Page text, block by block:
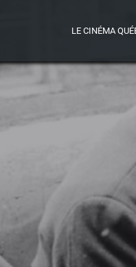
LE CINÉMA